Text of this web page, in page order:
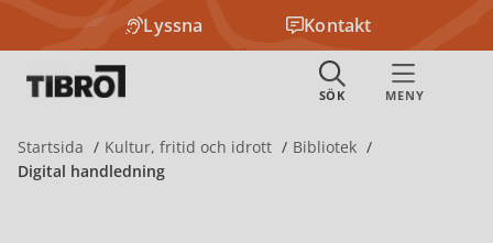
Lyssna Kontakt
Startsida Kultur, fritid och idrott
Bibliotek
Digital handledning